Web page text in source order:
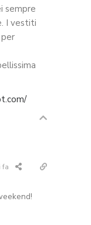
sempre
I vestiti
fa